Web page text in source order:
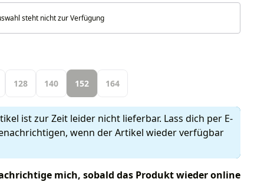
steht nicht zur Verfügung
128 140 152 164
ist zur Zeit leider nicht lieferbar. Lass dich per E-
wenn der Artikel wieder verfügbar
mich, sobald das Produkt wieder online